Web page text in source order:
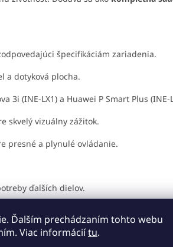
Ďalším prechádzaním tohto webu
Viac informáciítu.
špecifikáciám zariadenia.
a dotyková plocha.
3i (INE-LX1) a Huawei P Smart Plus (INE-
skvelý vizuálny zážitok.
presné a plynulé ovládanie.
ďalších dielov.
a citlivá dotyková plocha.